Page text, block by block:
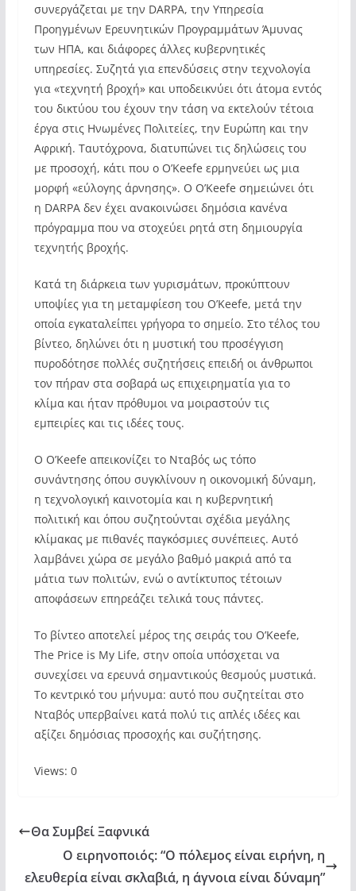
συνεργάζεται με την DARPA, την Υπηρεσία
Προηγμένων Ερευνητικών Προγραμμάτων Άμυνας
των ΗΠΑ, και διάφορες άλλες κυβερνητικές
υπηρεσίες. Συζητά για επενδύσεις στην τεχνολογία
για «τεχνητή βροχή» και υποδεικνύει ότι άτομα εντός
του δικτύου του έχουν την τάση να εκτελούν τέτοια
έργα στις Ηνωμένες Πολιτείες, την Ευρώπη και την
Αφρική. Ταυτόχρονα, διατυπώνει τις δηλώσεις του
με προσοχή, κάτι που ο O’Keefe ερμηνεύει ως μια
μορφή «εύλογης άρνησης». Ο O’Keefe σημειώνει ότι
η DARPA δεν έχει ανακοινώσει δημόσια κανένα
πρόγραμμα που να στοχεύει ρητά στη δημιουργία
τεχνητής βροχής.
Κατά τη διάρκεια των γυρισμάτων, προκύπτουν
υποψίες για τη μεταμφίεση του O’Keefe, μετά την
οποία εγκαταλείπει γρήγορα το σημείο. Στο τέλος του
βίντεο, δηλώνει ότι η μυστική του προσέγγιση
πυροδότησε πολλές συζητήσεις επειδή οι άνθρωποι
τον πήραν στα σοβαρά ως επιχειρηματία για το
κλίμα και ήταν πρόθυμοι να μοιραστούν τις
εμπειρίες και τις ιδέες τους.
Ο O’Keefe απεικονίζει το Νταβός ως τόπο
συνάντησης όπου συγκλίνουν η οικονομική δύναμη,
η τεχνολογική καινοτομία και η κυβερνητική
πολιτική και όπου συζητούνται σχέδια μεγάλης
κλίμακας με πιθανές παγκόσμιες συνέπειες. Αυτό
λαμβάνει χώρα σε μεγάλο βαθμό μακριά από τα
μάτια των πολιτών, ενώ ο αντίκτυπος τέτοιων
αποφάσεων επηρεάζει τελικά τους πάντες.
Το βίντεο αποτελεί μέρος της σειράς του O’Keefe,
The Price is My Life, στην οποία υπόσχεται να
συνεχίσει να ερευνά σημαντικούς θεσμούς μυστικά.
Το κεντρικό του μήνυμα: αυτό που συζητείται στο
Νταβός υπερβαίνει κατά πολύ τις απλές ιδέες και
αξίζει δημόσιας προσοχής και συζήτησης.
Views: 0
Θα Συμβεί Ξαφνικά
Ο ειρηνοποιός: “Ο πόλεμος είναι ειρήνη, η
ελευθερία είναι σκλαβιά, η άγνοια είναι δύναμη”